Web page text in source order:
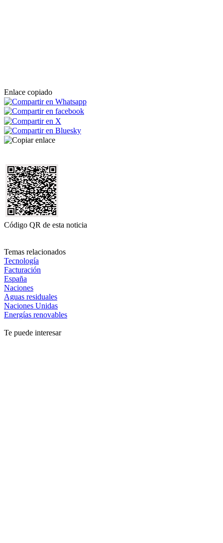
Enlace copiado
Código QR de esta noticia
Temas relacionados
Tecnología
Facturación
España
Naciones
Aguas residuales
Naciones Unidas
Energías renovables
Te puede interesar